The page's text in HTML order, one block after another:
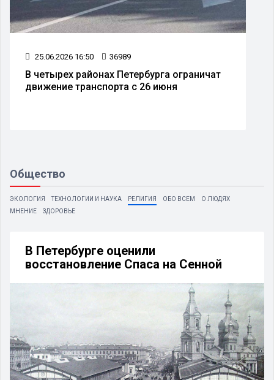
25.06.2026 16:50 36989
В четырех районах Петербурга ограничат
движение транспорта с 26 июня
Общество
ЭКОЛОГИЯ ТЕХНОЛОГИИ И НАУКА РЕЛИГИЯ ОБО ВСЕМ
О ЛЮДЯХ
МНЕНИЕ
ЗДОРОВЬЕ
В Петербурге оценили
восстановление Спаса на Сенной